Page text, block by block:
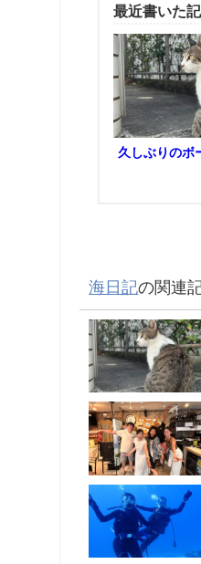
最近書いた
久しぶりのボ
海日記の関連